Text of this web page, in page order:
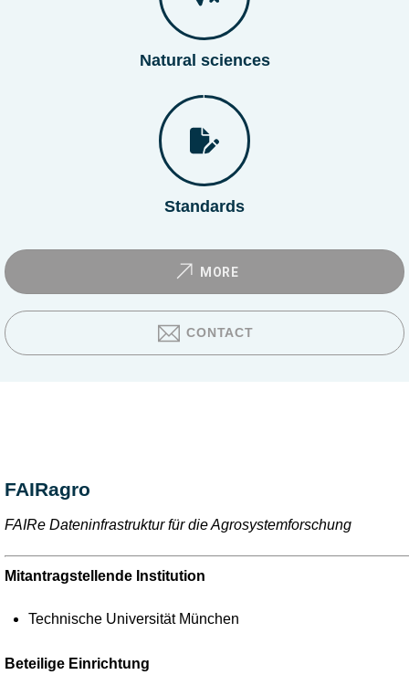
Natural sciences
Standards
MORE
CONTACT
FAIRagro
FAIRe Dateninfrastruktur für die Agrosystemforschung
Mitantragstellende Institution
Technische Universität München
Beteilige Einrichtung